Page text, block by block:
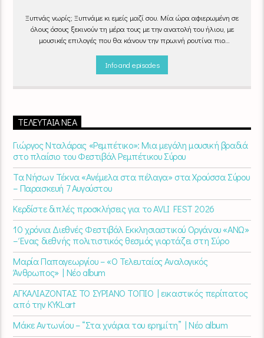
Ξυπνάς νωρίς; Ξυπνάμε κι εμείς μαζί σου. Μία ώρα αφιερωμένη σε
όλους όσους ξεκινούν τη μέρα τους με την ανατολή του ήλιου, με
μουσικές επιλογές που θα κάνουν την πρωινή ρουτίνα πιο
06:00 - 07:00 στον Empneusi 107 FM
Info and episodes
ΤΕΛΕΥΤΑΊΑ ΝΈΑ
Γιώργος Νταλάρας «Ρεμπέτικο»: Μια μεγάλη μουσική βραδιά
στο πλαίσιο του Φεστιβάλ Ρεμπέτικου Σύρου
Τα Νήσων Τέκνα «Ανέμελα στα πέλαγα» στα Χρούσσα Σύρου
– Παρασκευή 7 Αυγούστου
Κερδίστε διπλές προσκλήσεις για το AVLI FEST 2026
10 χρόνια Διεθνές Φεστιβάλ Εκκλησιαστικού Οργάνου «ΑΝΩ»
– Ένας διεθνής πολιτιστικός θεσμός γιορτάζει στη Σύρο​
Μαρία Παπαγεωργίου – «Ο Τελευταίος Αναλογικός
Άνθρωπος» | Νέο album
ΑΓΚΑΛΙΑΖΟΝΤΑΣ ΤΟ ΣΥΡΙΑΝΟ ΤΟΠΙΟ | εικαστικός περίπατος
από την KYKLart
Μάκε Αντωνίου – “Στα χνάρια του ερημίτη” | Νέο album